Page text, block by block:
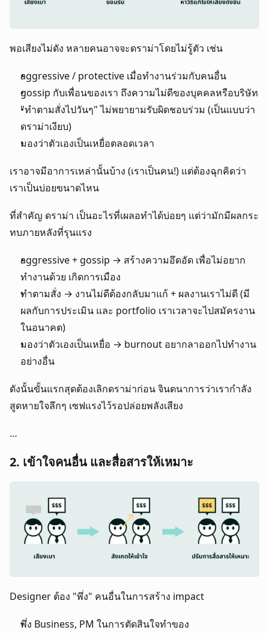
พอเสียงไม่ดัง หลายคนอาจจะดราม่าโดยไม่รู้ตัว เช่น
aggressive / protective เมื่อทำงานร่วมกับคนอื่น
gossip กับเพื่อนของเรา ถึงความไม่ดีของบุคคลหรือบริษัท
"ทำตามสั่งไปวันๆ" ไม่พยายามรับผิดชอบร่วม (เป็นแบบว่า
ดราม่าเงียบ)
มองว่าตัวเองเป็นเหยื่อตลอดเวลา
เราอาจมีอาการเหล่านั้นบ้าง (เราเป็นคน!) แต่ต้องฉุกคิดว่า
เราเป็นบ่อยขนาดไหน
ที่สำคัญ ดราม่า เป็นอะไรที่เผลอทำได้บ่อยๆ แต่ว่ามักมีผลกระ
ทบภายหลังที่รุนแรง
aggressive + gossip → สร้างความอึดอัด เพื่อไม่อยาก
ทำงานด้วย เกิดการเมือง
ทำตามสั่ง → งานไม่ดีต้องกลับมาแก้ + ผลงานเราไม่ดี (มี
ผลกับการประเมิน และ portfolio เราเวลาจะไปสมัครงาน
ในอนาคต)
มองว่าตัวเองเป็นเหยื่อ → burnout อยากลาออกไปทำงาน
อย่างอื่น
ดังนั้นขั้นแรกสุดต้องเลิกดราม่าก่อน จินตนาการว่าเรากำลัง
สูดหายใจลึกๆ เซฟแรงไว้รอปล่อยพลังเสียง
…
2. เข้าใจคนอื่น และสื่อสารให้เหมาะ
Designer ต้อง "พึ่ง" คนอื่นในการสร้าง impact
พึ่ง Business, PM ในการตัดสินใจทำของ